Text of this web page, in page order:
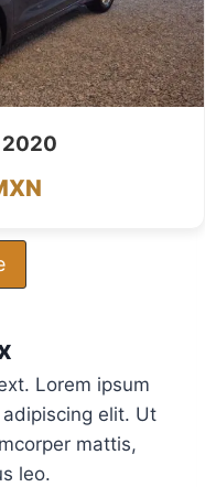
2020
Lorem ipsum
elit. Ut
mattis,
leo.